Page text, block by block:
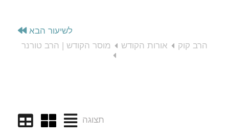
לשיעור הבא
הרב קוק
אורות הקודש מוסר הקודש | הרב טורנר
תצוגה